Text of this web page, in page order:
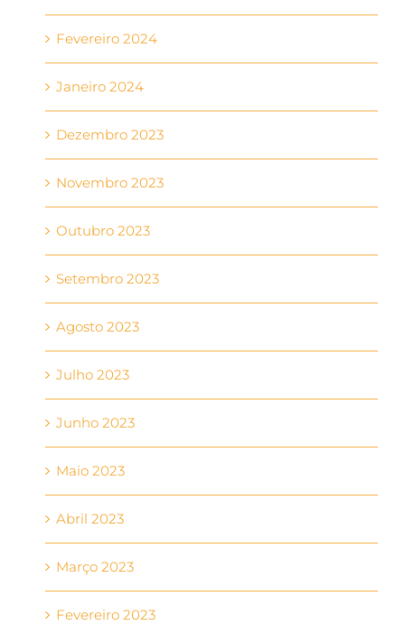
Fevereiro 2024
Janeiro 2024
Dezembro 2023
Novembro 2023
Outubro 2023
Setembro 2023
Agosto 2023
Julho 2023
Junho 2023
Maio 2023
Abril 2023
Março 2023
Fevereiro 2023